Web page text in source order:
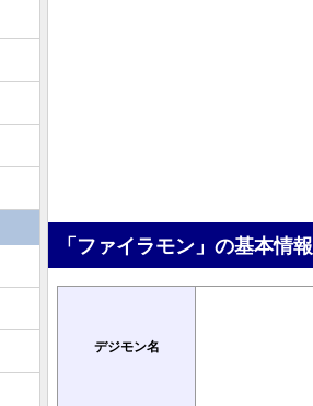
「ファイラモン」の基本情報
デジモン名